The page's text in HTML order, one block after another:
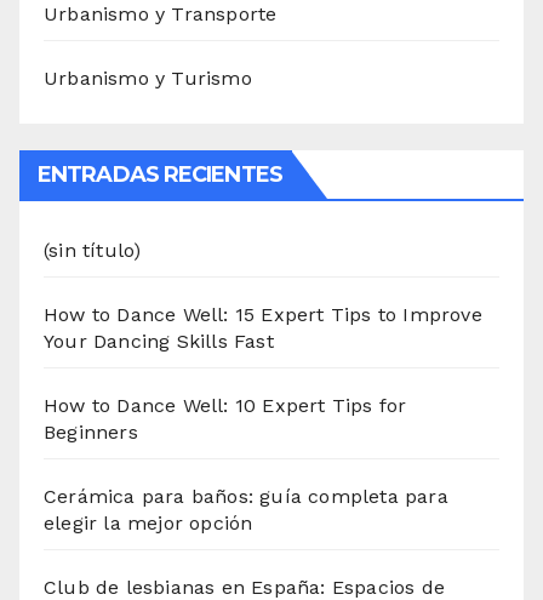
Urbanismo y Transporte
Urbanismo y Turismo
ENTRADAS RECIENTES
(sin título)
How to Dance Well: 15 Expert Tips to Improve
Your Dancing Skills Fast
How to Dance Well: 10 Expert Tips for
Beginners
Cerámica para baños: guía completa para
elegir la mejor opción
Club de lesbianas en España: Espacios de